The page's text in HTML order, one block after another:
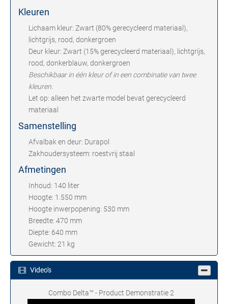
Kleuren
Lichaam kleur: Zwart (80% gerecycleerd materiaal),
lichtgrijs, rood, donkergroen
Deur kleur: Zwart (15% gerecycleerd materiaal), lichtgrijs,
rood, donkerblauw, donkergroen
Beschikbaar in één kleur of in een combinatie van twee
kleuren.
Let op: alleen het zwarte model bevat gerecycleerd
materiaal
Samenstelling
Afvalbak en deur: Durapol
Zakhoudersysteem: roestvrij staal
Afmetingen
Inhoud: 140 liter
Hoogte: 1.550 mm
Hoogte inwerpopening: 530 mm
Breedte: 470 mm
Diepte: 640 mm
Gewicht: 21 kg
Video's
Combo Delta™ - Product Demonstratie 2